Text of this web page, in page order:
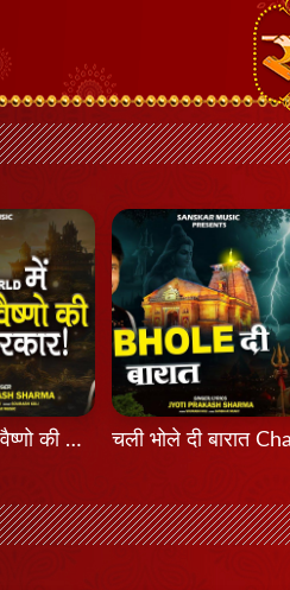
All World में माँ वैष्णो की सरकार